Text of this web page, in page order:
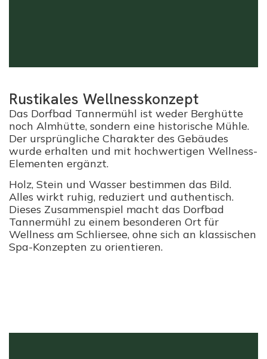
Rustikales Wellnesskonzept
Das Dorfbad Tannermühl ist weder Berghütte
noch Almhütte, sondern eine historische Mühle.
Der ursprüngliche Charakter des Gebäudes
wurde erhalten und mit hochwertigen Wellness-
Elementen ergänzt.
Holz, Stein und Wasser bestimmen das Bild.
Alles wirkt ruhig, reduziert und authentisch.
Dieses Zusammenspiel macht das Dorfbad
Tannermühl zu einem besonderen Ort für
Wellness am Schliersee, ohne sich an klassischen
Spa-Konzepten zu orientieren.